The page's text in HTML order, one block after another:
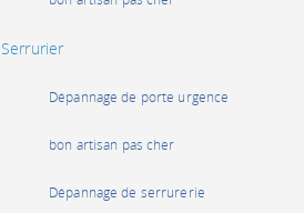
Serrurier
Dépannage de porte urgence
bon artisan pas cher
Dépannage de serrurerie